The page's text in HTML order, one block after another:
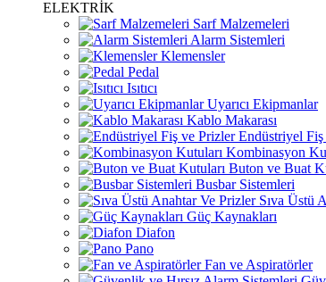
ELEKTRİK
Sarf Malzemeleri
Alarm Sistemleri
Klemensler
Pedal
Isıtıcı
Uyarıcı Ekipmanlar
Kablo Makarası
Endüstriyel Fiş
Kombinasyon
Buton ve Buat
Busbar Sistemleri
Sıva Üstü
Güç Kaynakları
Diafon
Pano
Fan ve Aspiratörler